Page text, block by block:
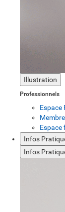
Illustration
Professionnels
Espace
Espace
Infos
Infos